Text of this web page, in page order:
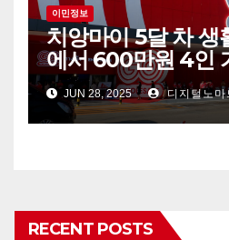
이민정보
치앙마이 5달 차 생
에서 600만원 4인
서는 얼마 쓸까?
JUN 28, 2025 디지털노마
RECENT POSTS